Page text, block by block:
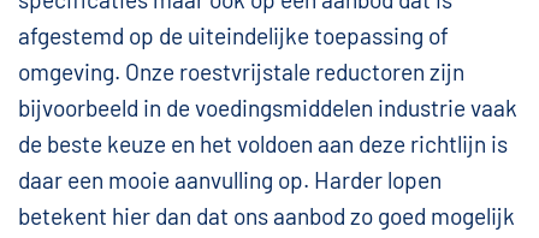
afgestemd op de uiteindelijke toepassing of
omgeving. Onze roestvrijstale reductoren zijn
bijvoorbeeld in de voedingsmiddelen industrie vaak
de beste keuze en het voldoen aan deze richtlijn is
daar een mooie aanvulling op. Harder lopen
betekent hier dan dat ons aanbod zo goed mogelijk